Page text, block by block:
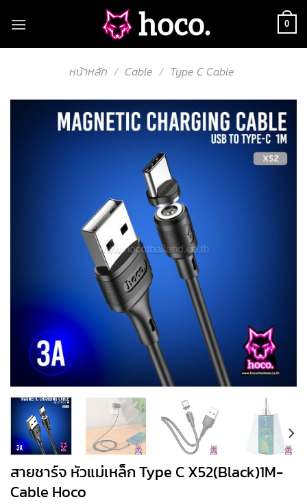
0
หน้าหลัก / Cable / Type C Cable
สายชาร์จ หัวแม่เหล็ก Type C X52(Black)1M-
Cable Hoco